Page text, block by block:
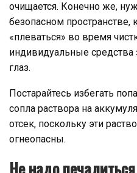
очищается. Конечно же,
безопасном пространстве,
«плеваться» во время
индивидуальные
глаз.
Постарайтесь избегать
сопла раствора на
отсек, поскольку эти
огнеопасны.